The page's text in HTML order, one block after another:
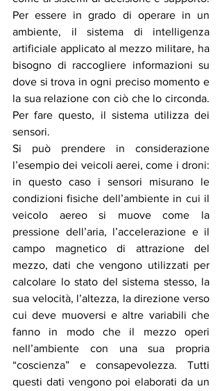
Per essere in grado di operare in un
ambiente, il sistema di intelligenza
artificiale applicato al mezzo militare, ha
bisogno di raccogliere informazioni su
dove si trova in ogni preciso momento e
la sua relazione con ciò che lo circonda.
Per fare questo, il sistema utilizza dei
sensori.
Si può prendere in considerazione
l’esempio dei veicoli aerei, come i droni:
in questo caso i sensori misurano le
condizioni fisiche dell’ambiente in cui il
veicolo aereo si muove come la
pressione dell’aria, l’accelerazione e il
campo magnetico di attrazione del
mezzo, dati che vengono utilizzati per
calcolare lo stato del sistema stesso, la
sua velocità, l’altezza, la direzione verso
cui deve muoversi e altre variabili che
fanno in modo che il mezzo operi
nell’ambiente con una sua propria
“coscienza” e consapevolezza. Tutti
questi dati vengono poi elaborati da un